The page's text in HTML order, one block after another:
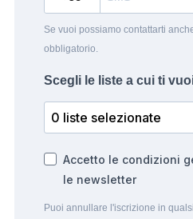
Se vuoi possiamo contattarti
obbligatorio.
Scegli le liste a cui ti
0 liste selezionate
Accetto le condizioni
le newsletter
Puoi annullare l'iscrizione in